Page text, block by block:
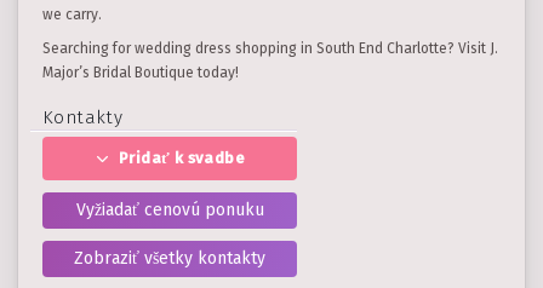
we carry.
Searching for wedding dress shopping in South End Charlotte? Visit J.
Major’s Bridal Boutique today!
Kontakty
Pridať k svadbe
Vyžiadať cenovú ponuku
Zobraziť všetky kontakty